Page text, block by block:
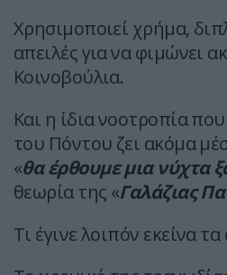
Χρησιμοποιεί χρήμα,
απειλές για να φιμώνει
Κοινοβούλια.
Και η ίδια νοοτροπία
του Πόντου ζει ακόμα
«θα έρθουμε μια νύχτα
θεωρία της «Γαλάζιας
Τι έγινε λοιπόν εκείνα